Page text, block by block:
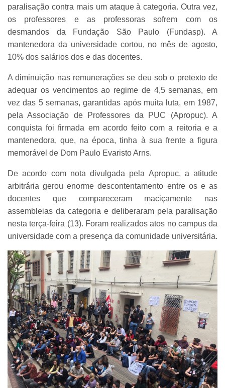
paralisação contra mais um ataque à categoria. Outra vez,
os professores e as professoras sofrem com os
desmandos da Fundação São Paulo (Fundasp). A
mantenedora da universidade cortou, no mês de agosto,
10% dos salários dos e das docentes.
A diminuição nas remunerações se deu sob o pretexto de
adequar os vencimentos ao regime de 4,5 semanas, em
vez das 5 semanas, garantidas após muita luta, em 1987,
pela Associação de Professores da PUC (Apropuc). A
conquista foi firmada em acordo feito com a reitoria e a
mantenedora, que, na época, tinha à sua frente a figura
memorável de Dom Paulo Evaristo Arns.
De acordo com nota divulgada pela Apropuc, a atitude
arbitrária gerou enorme descontentamento entre os e as
docentes que compareceram maciçamente nas
assembleias da categoria e deliberaram pela paralisação
nesta terça-feira (13). Foram realizados atos no campus da
universidade com a presença da comunidade universitária.